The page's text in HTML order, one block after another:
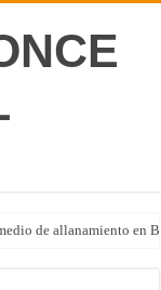
de allanamiento en